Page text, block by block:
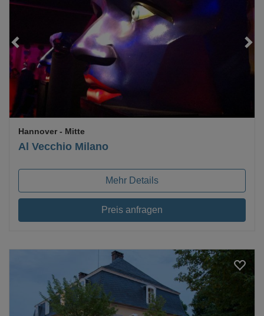
Loading...
Al Vecchio Milano
Hannover - Mitte
Mehr Details
Preis anfragen